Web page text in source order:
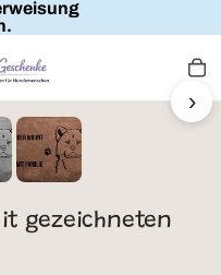
›
gezeichneten